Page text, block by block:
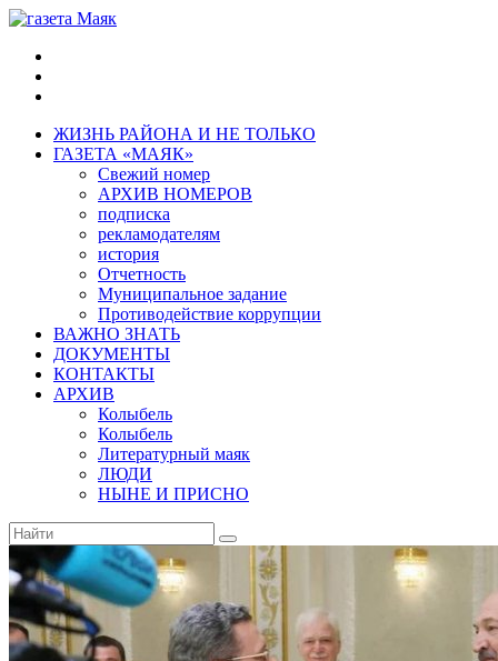
ЖИЗНЬ РАЙОНА И НЕ ТОЛЬКО
ГАЗЕТА «МАЯК»
Свежий номер
АРХИВ НОМЕРОВ
подписка
рекламодателям
история
Отчетность
Муниципальное задание
Противодействие коррупции
ВАЖНО ЗНАТЬ
ДОКУМЕНТЫ
КОНТАКТЫ
АРХИВ
Колыбель
Колыбель
Литературный маяк
ЛЮДИ
НЫНЕ И ПРИСНО